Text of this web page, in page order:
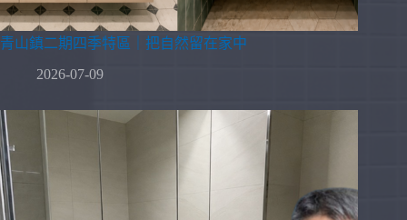
青山鎮二期四季特區｜把自然留在家中
2026-07-09